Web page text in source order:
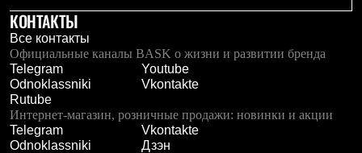
Носки
Полезные аксессуары
Брелки
Ремни
Шевроны
Опушки
Термоковрики
Уход за одеждой
В Арктику
Коллекции
КОНТАКТЫ
Все контакты
Официальные каналы BASK о жизни и развитии бренда
Telegram
Youtube
Odnoklassniki
Vkontakte
Rutube
Интернет-магазин, розничные продажи: новинки и акции
Telegram
Vkontakte
Odnoklassniki
Дзэн